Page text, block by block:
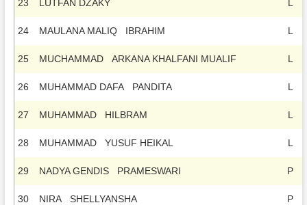
23 LUTFAN DZAKY L
24 MAULANA MALIQ IBRAHIM L
25 MUCHAMMAD ARKANA KHALFANI MUALIF L
26 MUHAMMAD DAFA PANDITA L
27 MUHAMMAD HILBRAM L
28 MUHAMMAD YUSUF HEIKAL L
29 NADYA GENDIS PRAMESWARI P
30 NIRA SHELLYANSHA P